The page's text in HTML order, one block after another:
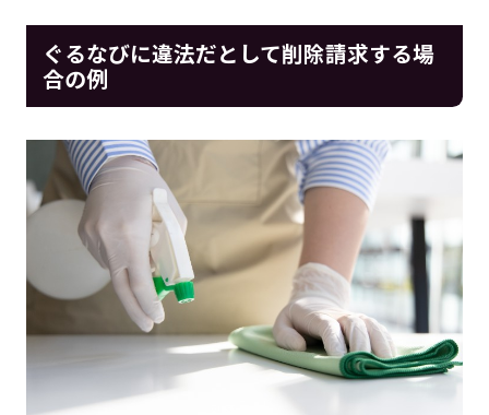
ぐるなびに違法だとして削除請求する場
合の例